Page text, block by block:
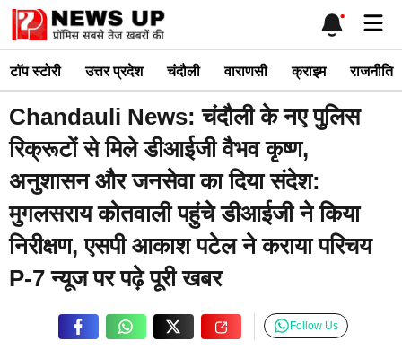
Skip
content
टाॅप स्टोरी उत्तर प्रदेश चंदौली वाराणसी क्राइम राजनीति
Chandauli News: चंदौली के नए पुलिस
रिक्रूटों से मिले डीआईजी वैभव कृष्ण,
अनुशासन और जनसेवा का दिया संदेश:
मुगलसराय कोतवाली पहुंचे डीआईजी ने किया
निरीक्षण, एसपी आकाश पटेल ने कराया परिचय
P-7 न्यूज पर पढ़े पूरी खबर
Follow Us